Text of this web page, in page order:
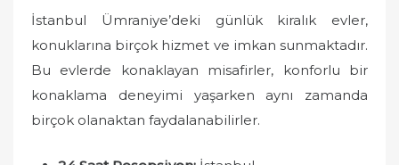
İstanbul Ümraniye’deki günlük kiralık evler,
konuklarına birçok hizmet ve imkan sunmaktadır.
Bu evlerde konaklayan misafirler, konforlu bir
konaklama deneyimi yaşarken aynı zamanda
birçok olanaktan faydalanabilirler.